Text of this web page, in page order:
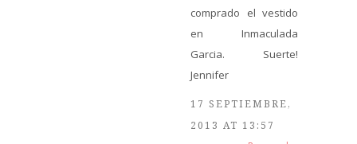
comprado el vestido
en Inmaculada
Garcia. Suerte!
Jennifer
17 SEPTIEMBRE,
2013 AT 13:57